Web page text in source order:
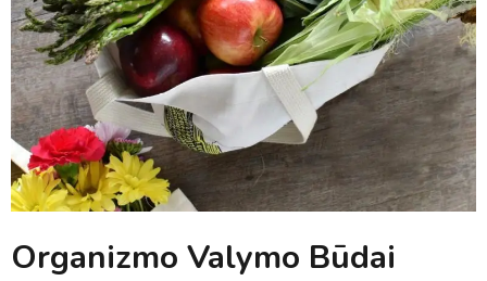
Organizmo Valymo Būdai